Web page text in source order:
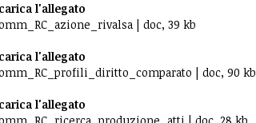
l'allegato
| doc, 39 kb
l'allegato
| doc, 90 kb
l'allegato